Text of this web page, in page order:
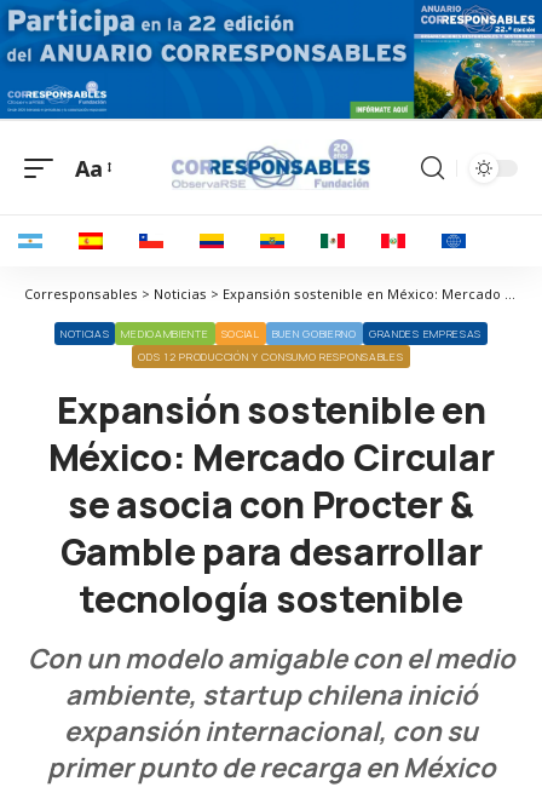
Aa
Corresponsables > Noticias > Expansión sostenible en México: Mercado Circular se asocia con Procter & Gamble para desarrollar tecnología sostenible
NOTICIAS MEDIOAMBIENTE SOCIAL BUEN GOBIERNO
GRANDES EMPRESAS
ODS 12 PRODUCCIÓN Y CONSUMO RESPONSABLES
Expansión sostenible en
México: Mercado Circular
se asocia con Procter &
Gamble para desarrollar
tecnología sostenible
Con un modelo amigable con el medio
ambiente, startup chilena inició
expansión internacional, con su
primer punto de recarga en México